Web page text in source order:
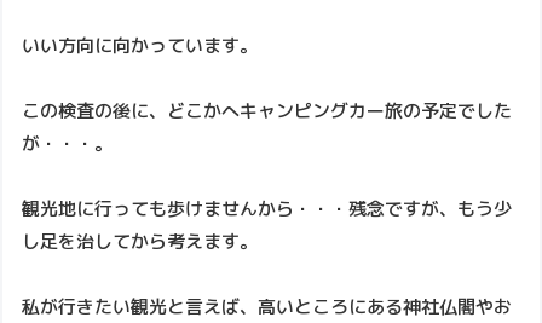
いい方向に向かっています。
この検査の後に、どこかへキャンピングカー旅の予定でした
が・・・。
観光地に行っても歩けませんから・・・残念ですが、もう少
し足を治してから考えます。
私が行きたい観光と言えば、高いところにある神社仏閣やお